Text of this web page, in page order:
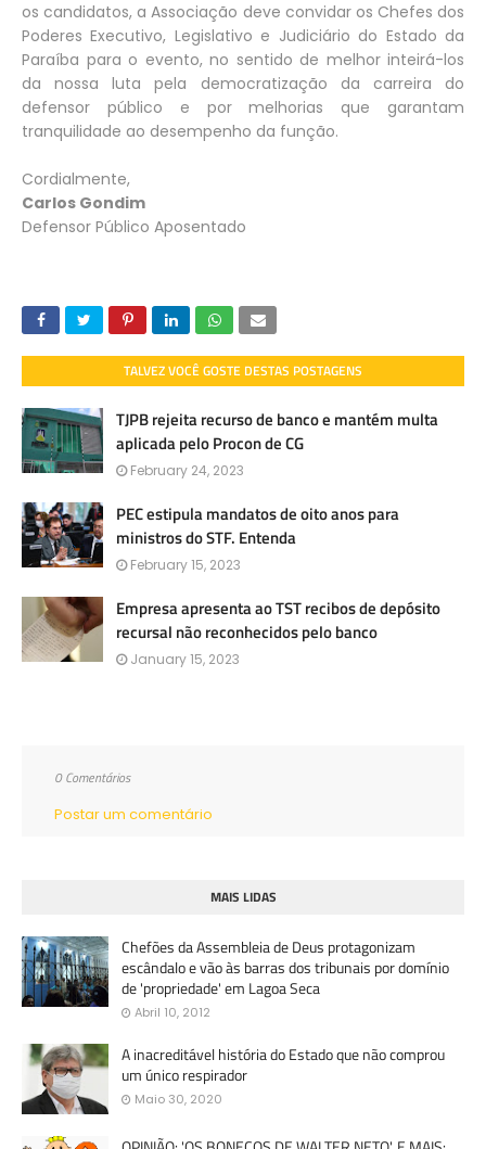
os candidatos, a Associação deve convidar os Chefes dos
Poderes Executivo, Legislativo e Judiciário do Estado da
Paraíba para o evento, no sentido de melhor inteirá-los
da nossa luta pela democratização da carreira do
defensor público e por melhorias que garantam
tranquilidade ao desempenho da função.
Cordialmente,
Carlos Gondim
Defensor Público Aposentado
TALVEZ VOCÊ GOSTE DESTAS POSTAGENS
TJPB rejeita recurso de banco e mantém multa
aplicada pelo Procon de CG
February 24, 2023
PEC estipula mandatos de oito anos para
ministros do STF. Entenda
February 15, 2023
Empresa apresenta ao TST recibos de depósito
recursal não reconhecidos pelo banco
January 15, 2023
0 Comentários
Postar um comentário
MAIS LIDAS
Chefões da Assembleia de Deus protagonizam
escândalo e vão às barras dos tribunais por domínio
de 'propriedade' em Lagoa Seca
Abril 10, 2012
A inacreditável história do Estado que não comprou
um único respirador
Maio 30, 2020